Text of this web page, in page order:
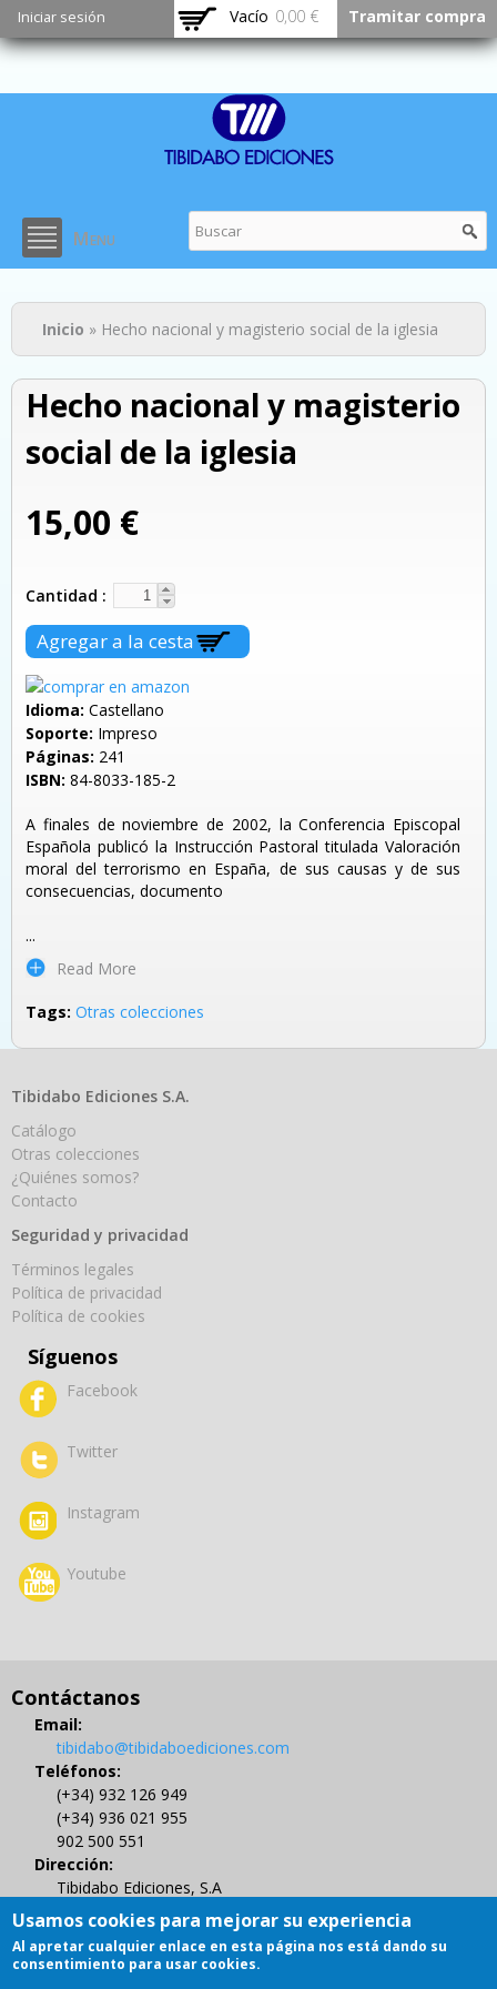
Pasar al
contenido
principal
Iniciar sesión Vacío 0,00 € Tramitar compra
Menu
Usted está aquí
Inicio » Hecho nacional y magisterio social de la iglesia
Hecho nacional y magisterio
social de la iglesia
15,00 €
Cantidad
Idioma: Castellano
Soporte: Impreso
Páginas: 241
ISBN: 84-8033-185-2
A finales de noviembre de 2002, la Conferencia Episcopal
Española publicó la Instrucción Pastoral titulada Valoración
moral del terrorismo en España, de sus causas y de sus
consecuencias, documento
...
Read More
Tags: Otras colecciones
Tibidabo Ediciones S.A.
Catálogo
Otras colecciones
¿Quiénes somos?
Contacto
Seguridad y privacidad
Términos legales
Política de privacidad
Política de cookies
Síguenos
Facebook
Twitter
Instagram
Youtube
Contáctanos
Email:
tibidabo@tibidaboediciones.com
Teléfonos:
(+34) 932 126 949
(+34) 936 021 955
902 500 551
Dirección:
Tibidabo Ediciones, S.A
C/ Muntaner 479, 4º
08021 BARCELONA
Gestión de Derechos de Autor
Usamos cookies para mejorar su experiencia
Al apretar cualquier enlace en esta página nos está dando su
consentimiento para usar cookies.